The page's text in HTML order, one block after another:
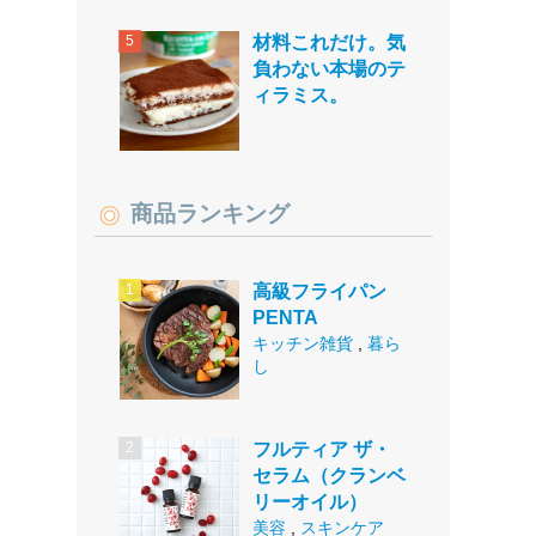
材料これだけ。気
負わない本場のテ
ィラミス。
商品ランキング
高級フライパン
PENTA
キッチン雑貨
暮ら
し
フルティア ザ・
セラム（クランベ
リーオイル）
美容 スキンケア